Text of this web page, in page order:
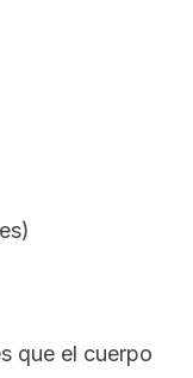
que el cuerpo